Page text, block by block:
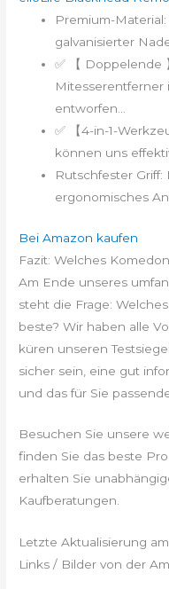
Premium-
galvanisierter
✅ 【 Doppelende
Mitesserentferner
entworfen...
✅ 【4-in-1-
können uns
Rutschfester
ergonomisches
Bei Amazon kaufen
Fazit: Welches
Am Ende unseres
steht die Frage:
beste? Wir haben alle
küren unseren
sicher sein, eine gut
und das für Sie
Besuchen Sie unsere
finden Sie das beste
erhalten Sie
Kaufberatungen.
Letzte Aktualisierung
Links / Bilder von der